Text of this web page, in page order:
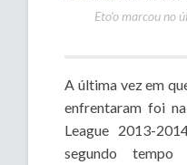
Eto’o marcou no
A última vez em
enfrentaram foi
League 2013-
segundo tempo